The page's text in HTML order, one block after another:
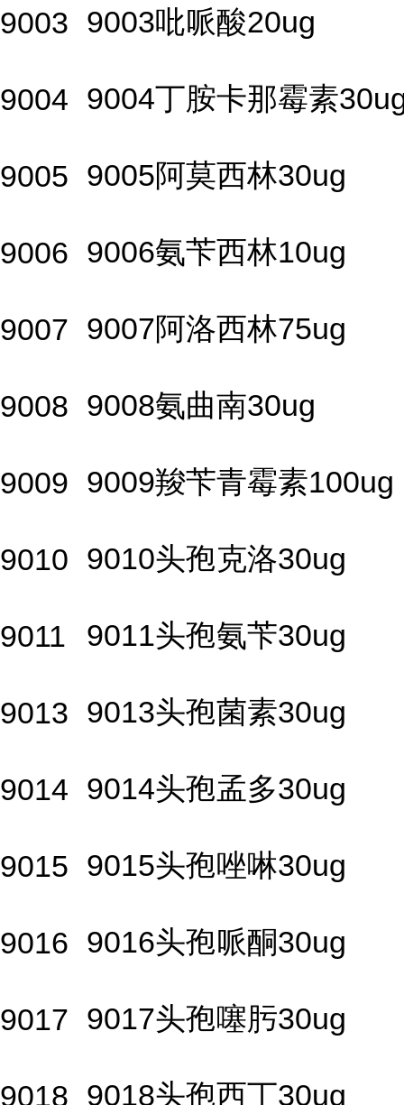
9003 9003吡哌酸20ug
9004 9004丁胺卡那霉素
9005 9005阿莫西林30ug
9006 9006氨苄西林10ug
9007 9007阿洛西林75ug
9008 9008氨曲南30ug
9009 9009羧苄青霉素100ug
9010 9010头孢克洛30ug
9011 9011头孢氨苄30ug
9013 9013头孢菌素30ug
9014 9014头孢孟多30ug
9015 9015头孢唑啉30ug
9016 9016头孢哌酮30ug
9017 9017头孢噻肟30ug
9018 9018头孢西丁30ug